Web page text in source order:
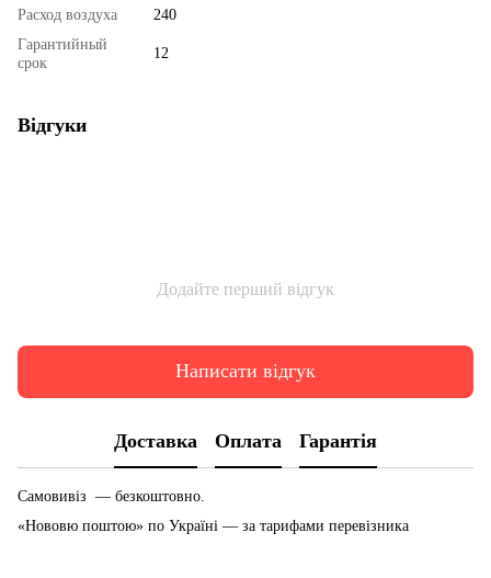
Расход воздуха
240
Гарантийный
срок
12
Відгуки
Додайте перший відгук
Написати відгук
Доставка Оплата Гарантія
Самовивіз — безкоштовно.
«Нововю поштою» по Україні — за тарифами перевізника